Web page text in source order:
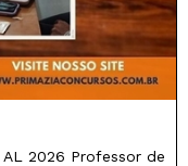
2026 Professor de